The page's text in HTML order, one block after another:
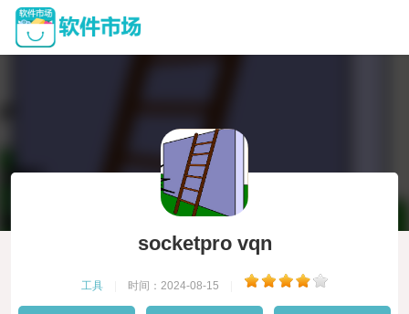
socketpro vqn
工具 时间：2024-08-15